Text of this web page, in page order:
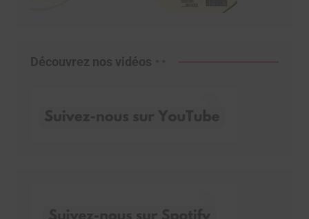
Découvrez nos vidéos